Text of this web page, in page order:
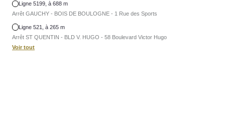
Ligne 5199, à 688 m
Arrêt GAUCHY - BOIS DE BOULOGNE - 1 Rue des Sports
Ligne 521, à 265 m
Arrêt ST QUENTIN - BLD V. HUGO - 58 Boulevard Victor Hugo
Voir tout